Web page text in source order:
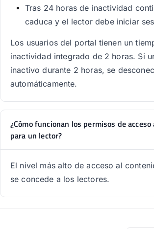
Tras 24 horas de inactividad
caduca y el lector debe iniciar
Los usuarios del portal tienen un
inactividad integrado de 2 horas. Si
inactivo durante 2 horas, se
automáticamente.
¿Cómo funcionan los permisos de
para un lector?
El nivel más alto de acceso al
se concede a los lectores.